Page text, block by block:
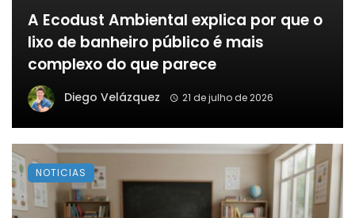
A Ecodust Ambiental explica por que o
lixo de banheiro público é mais
complexo do que parece
Diego Velázquez 21 de julho de 2026
NOTICIAS